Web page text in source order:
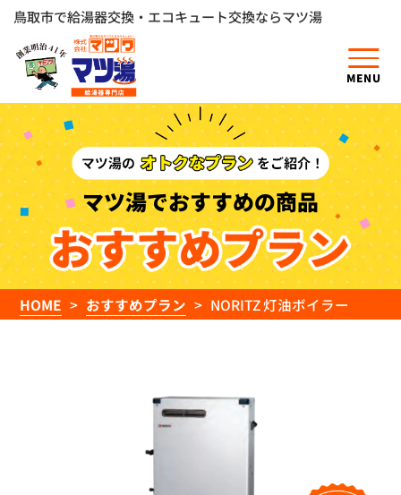
鳥取市で給湯器交換・エコキュート交換ならマツ湯
MENU
マツ湯でおすすめの商品
HOME おすすめプラン NORITZ 灯油ボイラー